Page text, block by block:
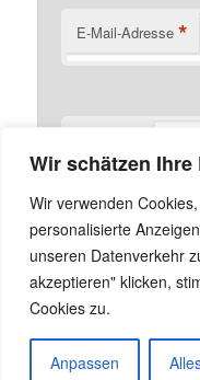
Wir schätzen
Wir verwenden
personalisierte
unseren Datenverkehr
akzeptieren" klicken,
Cookies zu.
Anpassen
E-Mail-Adresse *
Name, E-Mail-
für meinen nächsten